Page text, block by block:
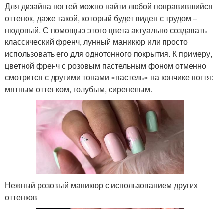
Для дизайна ногтей можно найти любой понравившийся
оттенок, даже такой, который будет виден с трудом –
нюдовый. С помощью этого цвета актуально создавать
классический френч, лунный маникюр или просто
использовать его для однотонного покрытия. К примеру,
цветной френч с розовым пастельным фоном отменно
смотрится с другими тонами «пастель» на кончике ногтя:
мятным оттенком, голубым, сиреневым.
Нежный розовый маникюр с использованием других
оттенков